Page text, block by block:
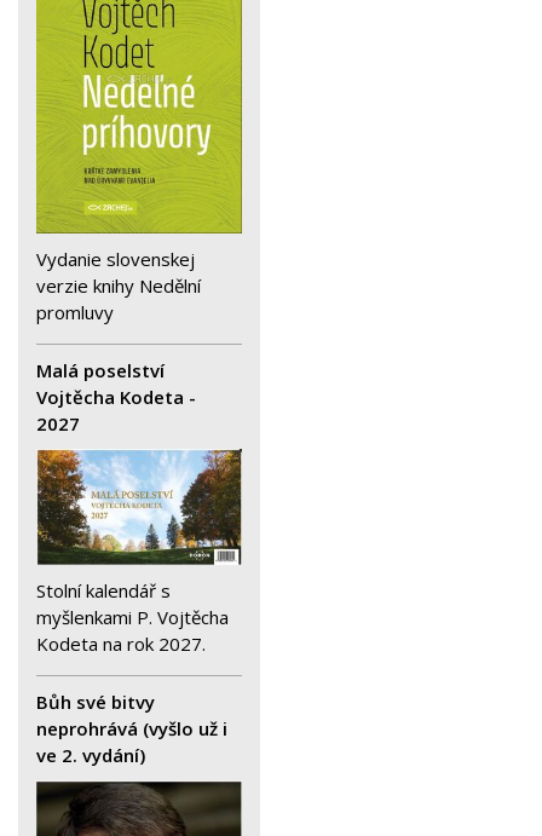
Vydanie slovenskej
verzie knihy Nedělní
promluvy
Malá poselství
Vojtěcha Kodeta -
2027
Stolní kalendář s
myšlenkami P. Vojtěcha
Kodeta na rok 2027.
Bůh své bitvy
neprohrává (vyšlo už i
ve 2. vydání)